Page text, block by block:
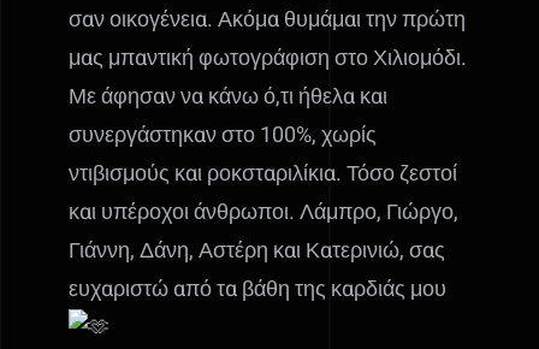
σαν οικογένεια. Ακόμα θυμάμαι την πρώτη
μας μπαντική φωτογράφιση στο Χιλιομόδι.
Με άφησαν να κάνω ό,τι ήθελα και
συνεργάστηκαν στο 100%, χωρίς
ντιβισμούς και ροκσταριλίκια. Τόσο ζεστοί
και υπέροχοι άνθρωποι. Λάμπρο, Γιώργο,
Γιάννη, Δάνη, Αστέρη και Κατερινιώ, σας
ευχαριστώ από τα βάθη της καρδιάς μου